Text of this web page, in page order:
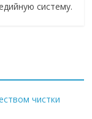
систему.
чистки